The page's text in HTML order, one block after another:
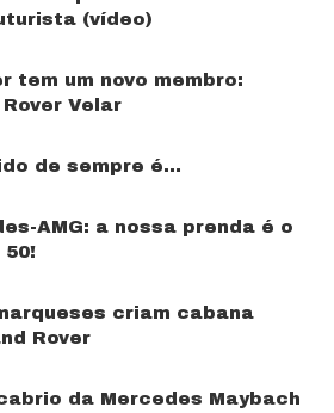
(vídeo)
tem um novo membro:
Velar
de sempre é…
AMG: a nossa prenda é o
50!
criam cabana
Rover
da Mercedes Maybach